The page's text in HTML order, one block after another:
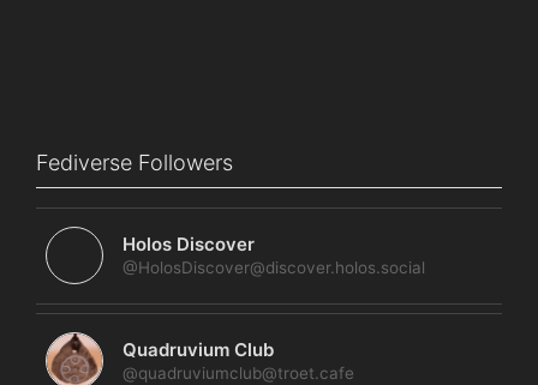
Fediverse Followers
Holos Discover
@HolosDiscover@discover.holos.social
Quadruvium Club
@quadruviumclub@troet.cafe